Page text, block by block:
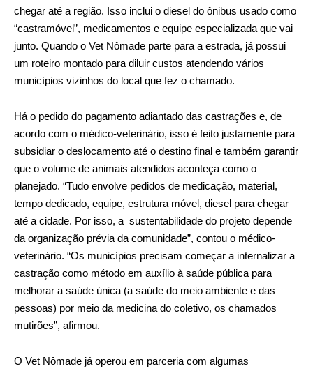
chegar até a região. Isso inclui o diesel do ônibus usado como
“castramóvel”, medicamentos e equipe especializada que vai
junto. Quando o Vet Nômade parte para a estrada, já possui
um roteiro montado para diluir custos atendendo vários
municípios vizinhos do local que fez o chamado.
Há o pedido do pagamento adiantado das castrações e, de
acordo com o médico-veterinário, isso é feito justamente para
subsidiar o deslocamento até o destino final e também garantir
que o volume de animais atendidos aconteça como o
planejado. “Tudo envolve pedidos de medicação, material,
tempo dedicado, equipe, estrutura móvel, diesel para chegar
até a cidade. Por isso, a sustentabilidade do projeto depende
da organização prévia da comunidade”, contou o médico-
veterinário. “Os municípios precisam começar a internalizar a
castração como método em auxílio à saúde pública para
melhorar a saúde única (a saúde do meio ambiente e das
pessoas) por meio da medicina do coletivo, os chamados
mutirões”, afirmou.
O Vet Nômade já operou em parceria com algumas